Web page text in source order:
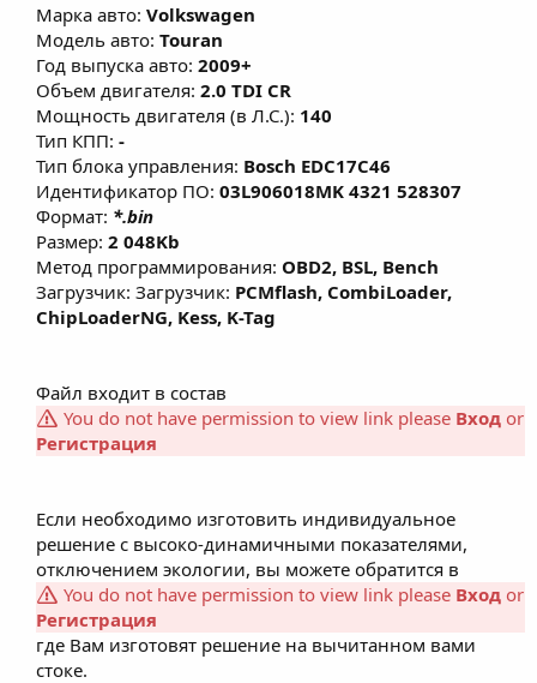
Марка авто: Volkswagen
Модель авто: Touran
Год выпуска авто: 2009+
Объем двигателя: 2.0 TDI CR
Мощность двигателя (в Л.С.): 140
Тип КПП: -
Тип блока управления: Bosch EDC17C46
Идентификатор ПО: 03L906018MK 4321 528307
Формат: *.bin
Размер: 2 048Kb
Метод программирования: OBD2, BSL, Bench
Загрузчик: Загрузчик: PCMflash, CombiLoader,
ChipLoaderNG, Kess, K-Tag
Файл входит в состав
You do not have permission to view link please Вход or
Регистрация
Если необходимо изготовить индивидуальное
решение с высоко-динамичными показателями,
отключением экологии, вы можете обратится в
You do not have permission to view link please Вход or
Регистрация
где Вам изготовят решение на вычитанном вами
стоке.